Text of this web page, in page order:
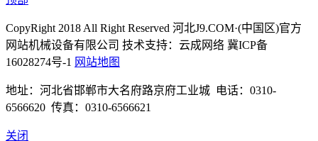
CopyRight 2018 All Right Reserved 河北J9.COM·(中国区)官方
网站机械设备有限公司 技术支持：云成网络 冀ICP备
16028274号-1 网站地图
地址：河北省邯郸市大名府路京府工业城 电话：0310-
6566620 传真：0310-6566621
关闭